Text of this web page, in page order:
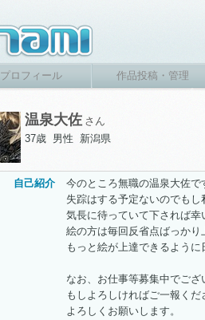
プロフィール 作品投稿・管理
温泉大佐 さん
37歳 男性 新潟県
自己紹介
今のところ無職の温泉大佐
失踪はする予定ないのでもし
気長に待っていて下されば幸
絵の方は毎回反省点ばっかり
もっと絵が上達できるように
なお、お仕事等募集中でござ
もしよろしければご一報くだ
よろしくお願いします。